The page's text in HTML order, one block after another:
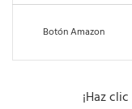
Botón Amazon
¡Haz